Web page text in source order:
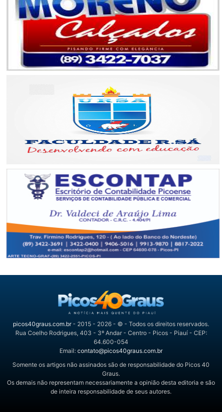
picos40graus.com.br- 2015 - 2026 - © - Todos os direitos reservados.
Rua Coelho Rodrigues, 403 - 3º Andar - Centro - Picos - Piauí - CEP:
64.600-054
Email: contato@picos40graus.com.br
Somente os artigos não assinados são de responsabilidade do Picos 40
Graus.
Os demais não representam necessariamente a opinião desta editoria e são
de inteira responsabilidade de seus autores.